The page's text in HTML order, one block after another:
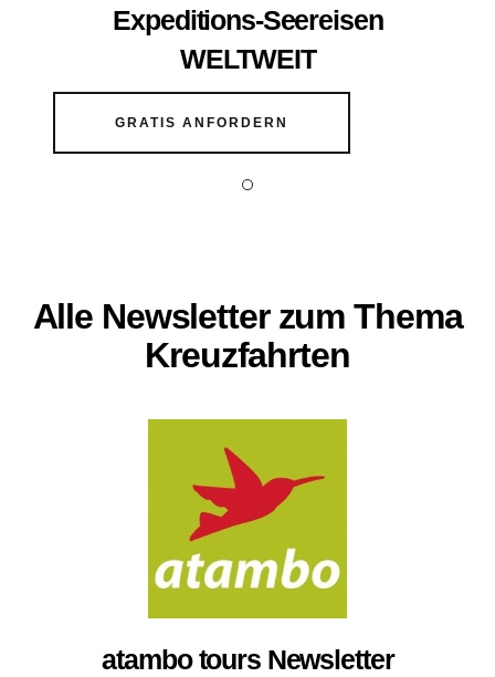
Expeditions-Seereisen
WELTWEIT
GRATIS ANFORDERN
Alle Newsletter zum Thema
Kreuzfahrten
atambo tours Newsletter